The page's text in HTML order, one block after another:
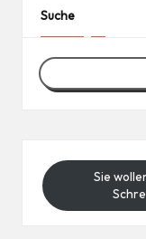
Suche
Sie